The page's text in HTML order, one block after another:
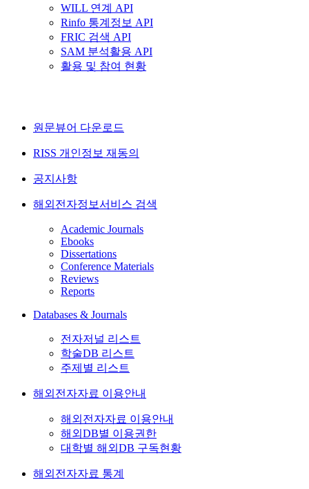
WILL 연계 API
Rinfo 통계정보 API
FRIC 검색 API
SAM 분석활용 API
활용 및 참여 현황
원문뷰어 다운로드
RISS 개인정보 재동의
공지사항
해외전자정보서비스 검색
Academic Journals
Ebooks
Dissertations
Conference Materials
Reviews
Reports
Databases & Journals
전자저널 리스트
학술DB 리스트
주제별 리스트
해외전자자료 이용안내
해외전자자료 이용안내
해외DB별 이용권한
대학별 해외DB 구독현황
해외전자자료 통계